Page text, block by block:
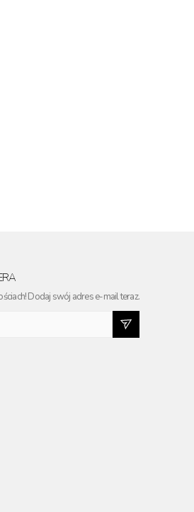
Dodaj swój adres e-mail teraz.